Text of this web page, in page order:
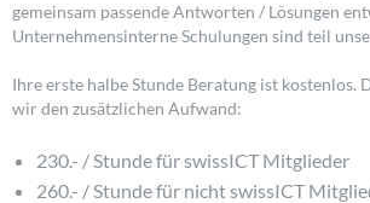
gemeinsam passende Antworten / Lösungen
Unternehmensinterne Schulungen sind teil
Ihre erste halbe Stunde Beratung ist kostenlos.
wir den zusätzlichen Aufwand:
230.- / Stunde für swissICT Mitglieder
260.- / Stunde für nicht swissICT